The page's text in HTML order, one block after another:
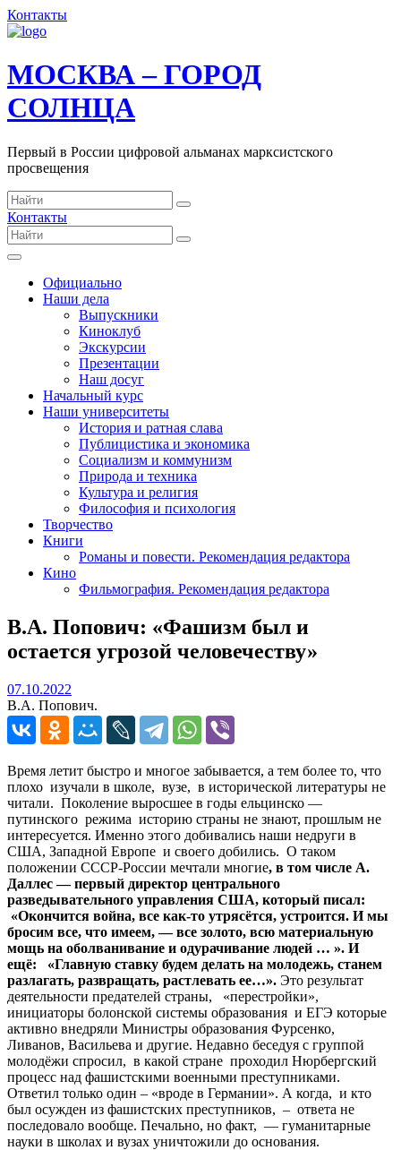
Контакты
МОСКВА – ГОРОД
СОЛНЦА
Первый в России цифровой альманах марксистского
просвещения
Контакты
Официально
Наши дела
Выпускники
Киноклуб
Экскурсии
Презентации
Наш досуг
Начальный курс
Наши университеты
История и ратная слава
Публицистика и экономика
Социализм и коммунизм
Природа и техника
Культура и религия
Философия и психология
Творчество
Книги
Романы и повести. Рекомендация редактора
Кино
Фильмография. Рекомендация редактора
В.А. Попович: «Фашизм был и
остается угрозой человечеству»
07.10.2022
В.А. Попович.
Время летит быстро и многое забывается, а тем более то, что
плохо изучали в школе, вузе, в исторической литературы не
читали. Поколение выросшее в годы ельцинско —
путинского режима историю страны не знают, прошлым не
интересуется. Именно этого добивались наши недруги в
США, Западной Европе и своего добились. О таком
положении СССР-России мечтали многие, в том числе А.
Даллес—первый директор центрального
разведывательного управления США, который писал:
«Окончится война, все как-то утрясётся, устроится. И мы
бросим все, что имеем, — все золото, всю материальную
мощь на оболванивание и одурачивание людей … ». И
ещё: «Главную ставку будем делать на молодежь, станем
разлагать, развращать, растлевать ее…». Это результат
деятельности предателей страны, «перестройки»,
инициаторы болонской системы образования и ЕГЭ которые
активно внедряли Министры образования Фурсенко,
Ливанов, Васильева и другие. Недавно беседуя с группой
молодёжи спросил, в какой стране проходил Нюрбергский
процесс над фашистскими военными преступниками.
Ответил только один – «вроде в Германии». А когда, и кто
был осужден из фашистских преступников, – ответа не
последовало вообще. Печально, но факт, — гуманитарные
науки в школах и вузах уничтожили до основания.